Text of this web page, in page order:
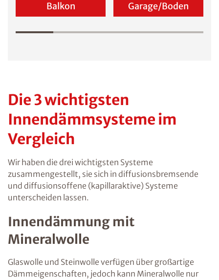
Balkon Garage/Boden
Die 3 wichtigsten
Innendämmsysteme im
Vergleich
Wir haben die drei wichtigsten Systeme
zusammengestellt, sie sich in diffusionsbremsende
und diffusionsoffene (kapillaraktive) Systeme
unterscheiden lassen.
Innendämmung mit
Mineralwolle
Glaswolle und Steinwolle verfügen über großartige
Dämmeigenschaften, jedoch kann Mineralwolle nur